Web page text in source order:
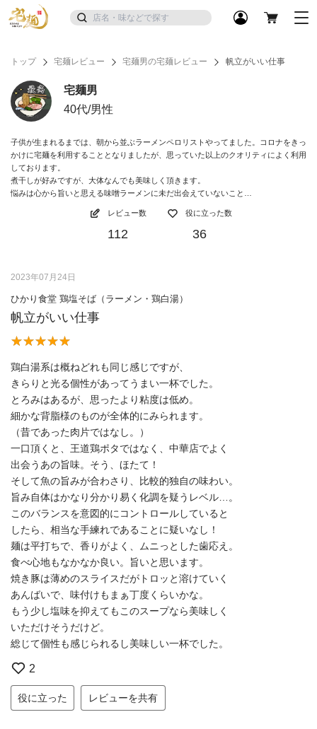
トップ 宅麺レビュー 宅麺男の宅麺レビュー 帆立がいい仕事
宅麺男
40代/男性
子供が生まれるまでは、朝から並ぶラーメンペロリストやってました。コロナをきっ
かけに宅麺を利用することとなりましたが、思っていた以上のクオリティによく利用
しております。
煮干しが好みですが、大体なんでも美味しく頂きます。
悩みは心から旨いと思える味噌ラーメンに未だ出会えていないこと…
レビュー数
112
役に立った数
36
2023年07月24日
ひかり食堂 鶏塩そば（ラーメン・鶏白湯）
帆立がいい仕事
鶏白湯系は概ねどれも同じ感じですが、
きらりと光る個性があってうまい一杯でした。
とろみはあるが、思ったより粘度は低め。
細かな背脂様のものが全体的にみられます。
（昔であった肉片ではなし。）
一口頂くと、王道鶏ポタではなく、中華店でよく
出会うあの旨味。そう、ほたて！
そして魚の旨みが合わさり、比較的独自の味わい。
旨み自体はかなり分かり易く化調を疑うレベル…。
このバランスを意図的にコントロールしていると
したら、相当な手練れであることに疑いなし！
麺は平打ちで、香りがよく、ムニっとした歯応え。
食べ心地もなかなか良い。旨いと思います。
焼き豚は薄めのスライスだがトロッと溶けていく
あんばいで、味付けもまぁ丁度くらいかな。
もう少し塩味を抑えてもこのスープなら美味しく
いただけそうだけど。
総じて個性も感じられるし美味しい一杯でした。
2
役に立った レビューを共有